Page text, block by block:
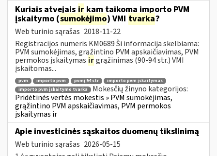
Kuriais atvejais ir kam taikoma importo PVM
įskaitymo (sumokėjimo) VMI tvarka?
Web turinio sąrašas 2018-11-22
Registracijos numeris KM0689 Ši informacija skelbiama:
PVM sumokėjimas, grąžintino PVM apskaičiavimas, PVM
permokos įskaitymas irgrąžinimas (90-94 str.) VMI
įskaitomas...
pvm importo pvm pvmį 94 str
importo pvm įskaitymas
importo pvm įskaitymo tvarka
Mokesčių žinyno kategorijos:
Pridėtinės vertės mokestis » PVM sumokėjimas,
grąžintino PVM apskaičiavimas, PVM permokos
įskaitymas ir
Apie investicinės sąskaitos duomenų tikslinimą
Web turinio sąrašas 2026-05-15